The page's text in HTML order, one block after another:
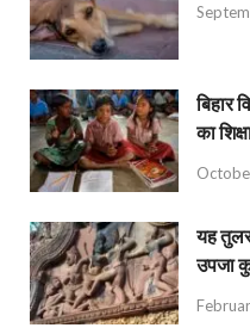
बिहार
का
यह
उपजा